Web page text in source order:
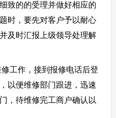
致的的受理并做好相应的
时，要先对客户予以耐心
及时汇报上级领导处理解
作，接到报修电话后登
以便维修部门跟进，迅速
，待维修完工商户确认以